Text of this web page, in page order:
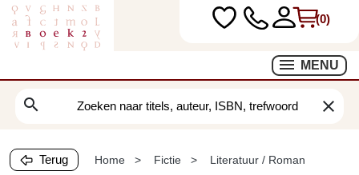
(0)
MENU
search clear
Terug Home Fictie
Literatuur / Roman